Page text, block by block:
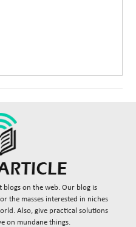
blogs on the web. Our blog is
the masses interested in niches
Also, give practical solutions
on mundane things.